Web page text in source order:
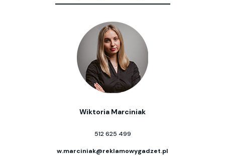
Wiktoria Marciniak
512 625 499
w.marciniak@reklamowygadzet.pl